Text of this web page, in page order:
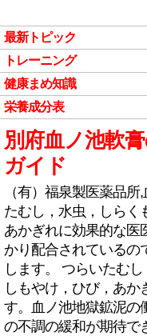
最新トピック
トレーニング
健康まめ知識
栄養成分表
別府血ノ池軟
ガイド
（有）福泉製医薬品所
たむし，水虫，しらく
あかぎれに効果的な医
かり配合されているの
します。 つらいたむ
しもやけ，ひび，あ
す。血ノ池地獄鉱泥の
の不調の緩和が期待で